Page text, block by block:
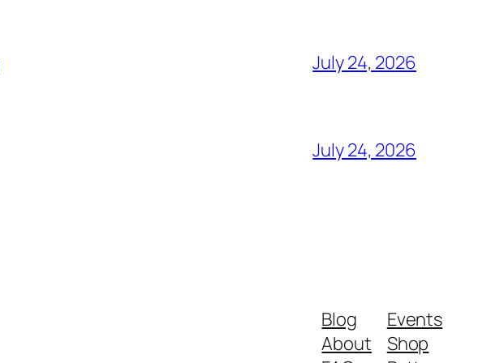
July 24, 2026
July 24, 2026
Blog
About
Events
Shop